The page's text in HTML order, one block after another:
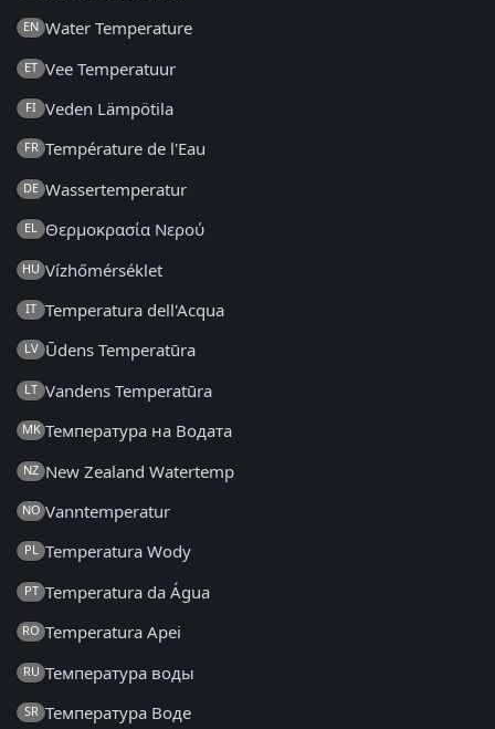
EN Water Temperature
ET Vee Temperatuur
FI Veden Lämpötila
FR Température de l'Eau
DE Wassertemperatur
EL Θερμοκρασία Νερού
HU Vízhőmérséklet
IT Temperatura dell'Acqua
LV Ūdens Temperatūra
LT Vandens Temperatūra
MK Температура на Водата
NZ New Zealand Watertemp
NO Vanntemperatur
PL Temperatura Wody
PT Temperatura da Água
RO Temperatura Apei
RU Температура воды
SR Температура Воде